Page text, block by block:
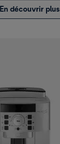
En découvrir plus